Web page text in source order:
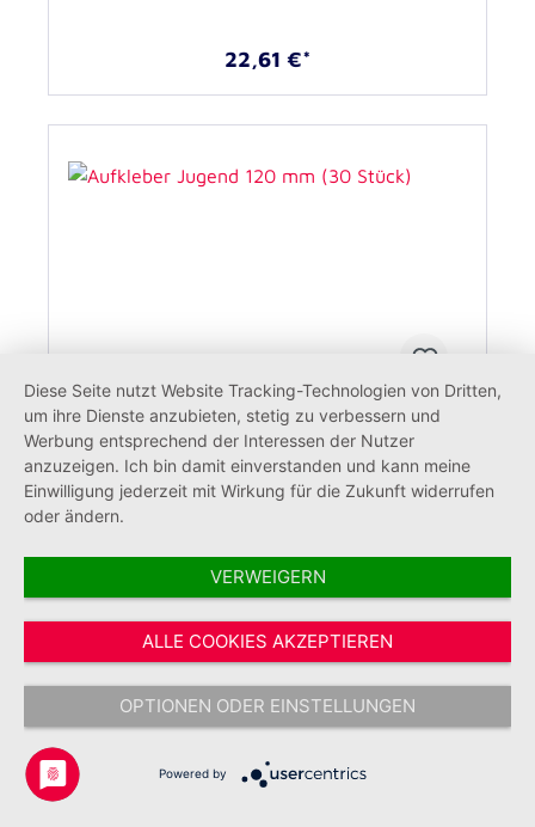
22,61 €*
Aufkleber Jugend 120 mm (30 Stück)
Diese Seite nutzt Website Tracking-Technologien von Dritten,
um ihre Dienste anzubieten, stetig zu verbessern und
Werbung entsprechend der Interessen der Nutzer
anzuzeigen. Ich bin damit einverstanden und kann meine
Einwilligung jederzeit mit Wirkung für die Zukunft widerrufen
oder ändern.
VERWEIGERN
ALLE COOKIES AKZEPTIEREN
OPTIONEN ODER EINSTELLUNGEN
Powered by